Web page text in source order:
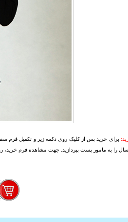
برای خرید پس از کلیک روی دکمه زیر و تکمیل فرم
را به مامور پست بپردازید. جهت مشاهده فرم خرید،